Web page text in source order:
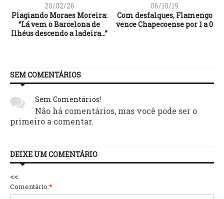
20/02/26
Plagiando Moraes Moreira:
“Lá vem o Barcelona de
Ilhéus descendo a ladeira…”
06/10/19
Com desfalques, Flamengo
vence Chapecoense por 1 a 0
SEM COMENTÁRIOS
Sem Comentários!
Não há comentários, mas você pode ser o
primeiro a comentar.
DEIXE UM COMENTÁRIO
<<
Comentário:*